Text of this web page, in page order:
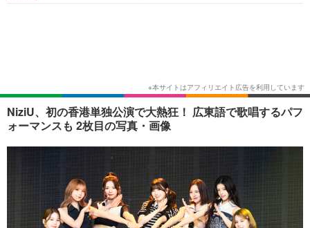
ショッピング その他
NiziU、初の香港単独公演で大熱狂！ 広東語で歌唱するパフ
ォーマンスも 2枚目の写真・画像